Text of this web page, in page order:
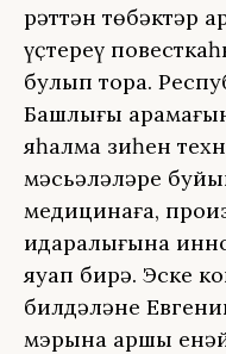
рәттән төбәктәр
үҫтереү
булып тора.
Башлығы
яһалма зиһен
мәсьәләләре
медицинаға,
идаралығына
яуап бирә. Эске
билдәләне
мэрына ҡаршы